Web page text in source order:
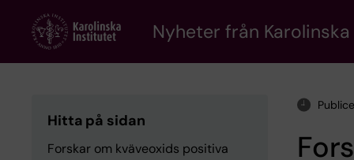
content
Nyheter från
Hitta på sidan
Forskar om kväveoxids positiva